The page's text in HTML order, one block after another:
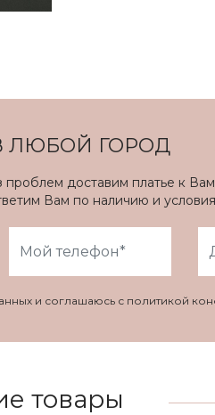
ЛЮБОЙ ГОРОД
доставим платье к
Вам по наличию и
и соглашаюсь с политикой
товары